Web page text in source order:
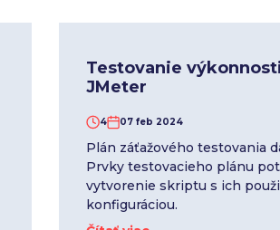
Testovanie
JMeter
4 07 feb 2024
Plán záťažového testovania
Prvky testovacieho plánu
vytvorenie skriptu s ich
konfiguráciou.